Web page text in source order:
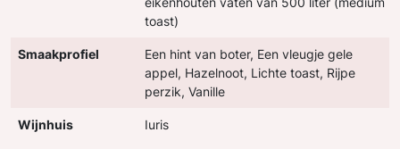
toast)
Smaakprofiel
Een hint van boter, Een vleugje gele
appel, Hazelnoot, Lichte toast, Rijpe
perzik, Vanille
Wijnhuis Iuris